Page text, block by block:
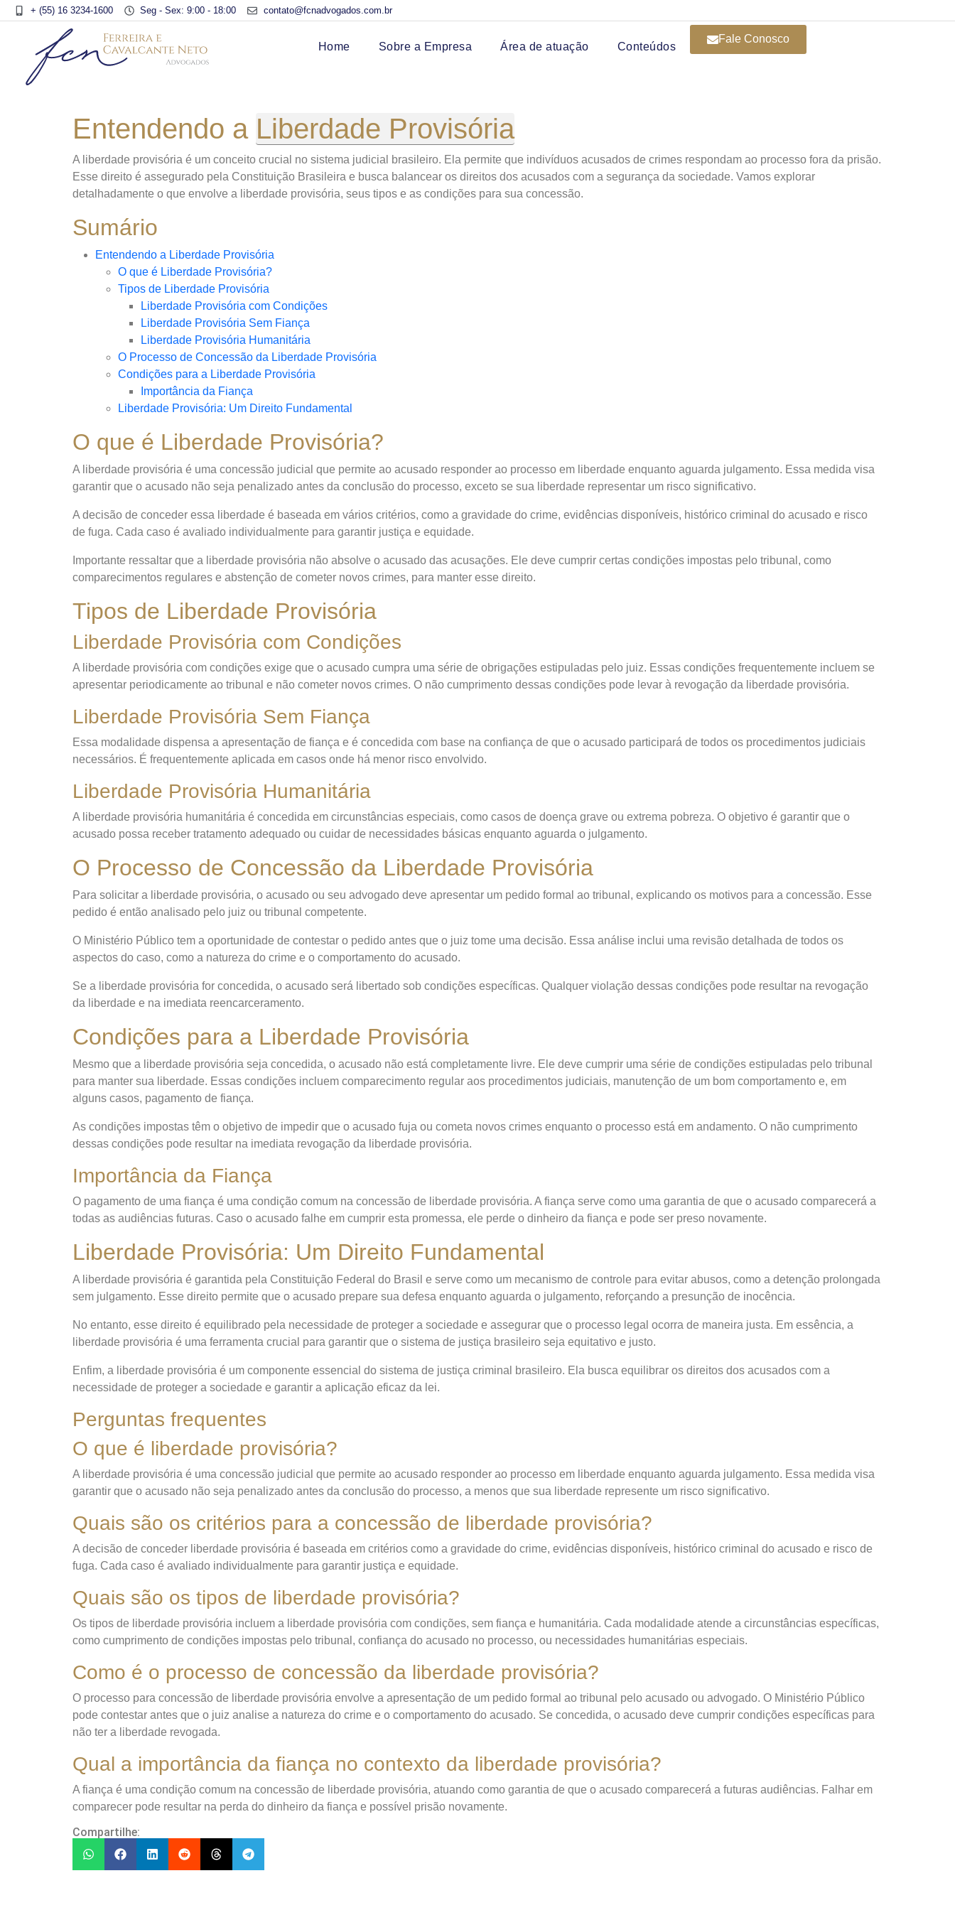
+ (55) 16 3234-1600 Seg - Sex: 9:00 - 18:00 contato@fcnadvogados.com.br
Home Sobre a Empresa Área de atuação Conteúdos
Fale Conosco
Entendendo a Liberdade Provisória
A liberdade provisória é um conceito crucial no sistema judicial brasileiro. Ela permite que indivíduos acusados de crimes respondam ao processo fora da prisão.
Esse direito é assegurado pela Constituição Brasileira e busca balancear os direitos dos acusados com a segurança da sociedade. Vamos explorar
detalhadamente o que envolve a liberdade provisória, seus tipos e as condições para sua concessão.
Sumário
Entendendo a Liberdade Provisória
O que é Liberdade Provisória?
Tipos de Liberdade Provisória
Liberdade Provisória com Condições
Liberdade Provisória Sem Fiança
Liberdade Provisória Humanitária
O Processo de Concessão da Liberdade Provisória
Condições para a Liberdade Provisória
Importância da Fiança
Liberdade Provisória: Um Direito Fundamental
O que é Liberdade Provisória?
A liberdade provisória é uma concessão judicial que permite ao acusado responder ao processo em liberdade enquanto aguarda julgamento. Essa medida visa
garantir que o acusado não seja penalizado antes da conclusão do processo, exceto se sua liberdade representar um risco significativo.
A decisão de conceder essa liberdade é baseada em vários critérios, como a gravidade do crime, evidências disponíveis, histórico criminal do acusado e risco
de fuga. Cada caso é avaliado individualmente para garantir justiça e equidade.
Importante ressaltar que a liberdade provisória não absolve o acusado das acusações. Ele deve cumprir certas condições impostas pelo tribunal, como
comparecimentos regulares e abstenção de cometer novos crimes, para manter esse direito.
Tipos de Liberdade Provisória
Liberdade Provisória com Condições
A liberdade provisória com condições exige que o acusado cumpra uma série de obrigações estipuladas pelo juiz. Essas condições frequentemente incluem se
apresentar periodicamente ao tribunal e não cometer novos crimes. O não cumprimento dessas condições pode levar à revogação da liberdade provisória.
Liberdade Provisória Sem Fiança
Essa modalidade dispensa a apresentação de fiança e é concedida com base na confiança de que o acusado participará de todos os procedimentos judiciais
necessários. É frequentemente aplicada em casos onde há menor risco envolvido.
Liberdade Provisória Humanitária
A liberdade provisória humanitária é concedida em circunstâncias especiais, como casos de doença grave ou extrema pobreza. O objetivo é garantir que o
acusado possa receber tratamento adequado ou cuidar de necessidades básicas enquanto aguarda o julgamento.
O Processo de Concessão da Liberdade Provisória
Para solicitar a liberdade provisória, o acusado ou seu advogado deve apresentar um pedido formal ao tribunal, explicando os motivos para a concessão. Esse
pedido é então analisado pelo juiz ou tribunal competente.
O Ministério Público tem a oportunidade de contestar o pedido antes que o juiz tome uma decisão. Essa análise inclui uma revisão detalhada de todos os
aspectos do caso, como a natureza do crime e o comportamento do acusado.
Se a liberdade provisória for concedida, o acusado será libertado sob condições específicas. Qualquer violação dessas condições pode resultar na revogação
da liberdade e na imediata reencarceramento.
Condições para a Liberdade Provisória
Mesmo que a liberdade provisória seja concedida, o acusado não está completamente livre. Ele deve cumprir uma série de condições estipuladas pelo tribunal
para manter sua liberdade. Essas condições incluem comparecimento regular aos procedimentos judiciais, manutenção de um bom comportamento e, em
alguns casos, pagamento de fiança.
As condições impostas têm o objetivo de impedir que o acusado fuja ou cometa novos crimes enquanto o processo está em andamento. O não cumprimento
dessas condições pode resultar na imediata revogação da liberdade provisória.
Importância da Fiança
O pagamento de uma fiança é uma condição comum na concessão de liberdade provisória. A fiança serve como uma garantia de que o acusado comparecerá a
todas as audiências futuras. Caso o acusado falhe em cumprir esta promessa, ele perde o dinheiro da fiança e pode ser preso novamente.
Liberdade Provisória: Um Direito Fundamental
A liberdade provisória é garantida pela Constituição Federal do Brasil e serve como um mecanismo de controle para evitar abusos, como a detenção prolongada
sem julgamento. Esse direito permite que o acusado prepare sua defesa enquanto aguarda o julgamento, reforçando a presunção de inocência.
No entanto, esse direito é equilibrado pela necessidade de proteger a sociedade e assegurar que o processo legal ocorra de maneira justa. Em essência, a
liberdade provisória é uma ferramenta crucial para garantir que o sistema de justiça brasileiro seja equitativo e justo.
Enfim, a liberdade provisória é um componente essencial do sistema de justiça criminal brasileiro. Ela busca equilibrar os direitos dos acusados com a
necessidade de proteger a sociedade e garantir a aplicação eficaz da lei.
Perguntas frequentes
O que é liberdade provisória?
A liberdade provisória é uma concessão judicial que permite ao acusado responder ao processo em liberdade enquanto aguarda julgamento. Essa medida visa
garantir que o acusado não seja penalizado antes da conclusão do processo, a menos que sua liberdade represente um risco significativo.
Quais são os critérios para a concessão de liberdade provisória?
A decisão de conceder liberdade provisória é baseada em critérios como a gravidade do crime, evidências disponíveis, histórico criminal do acusado e risco de
fuga. Cada caso é avaliado individualmente para garantir justiça e equidade.
Quais são os tipos de liberdade provisória?
Os tipos de liberdade provisória incluem a liberdade provisória com condições, sem fiança e humanitária. Cada modalidade atende a circunstâncias específicas,
como cumprimento de condições impostas pelo tribunal, confiança do acusado no processo, ou necessidades humanitárias especiais.
Como é o processo de concessão da liberdade provisória?
O processo para concessão de liberdade provisória envolve a apresentação de um pedido formal ao tribunal pelo acusado ou advogado. O Ministério Público
pode contestar antes que o juiz analise a natureza do crime e o comportamento do acusado. Se concedida, o acusado deve cumprir condições específicas para
não ter a liberdade revogada.
Qual a importância da fiança no contexto da liberdade provisória?
A fiança é uma condição comum na concessão de liberdade provisória, atuando como garantia de que o acusado comparecerá a futuras audiências. Falhar em
comparecer pode resultar na perda do dinheiro da fiança e possível prisão novamente.
Compartilhe: